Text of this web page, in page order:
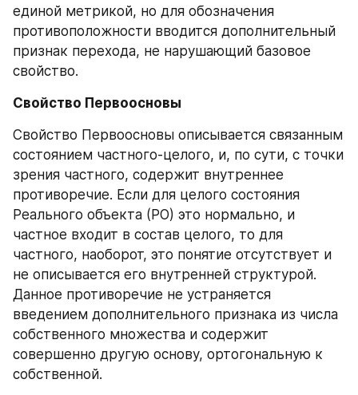
единой метрикой, но для обозначения
противоположности вводится дополнительный
признак перехода, не нарушающий базовое
свойство.
Свойство Первоосновы
Свойство Первоосновы описывается связанным
состоянием частного‑целого, и, по сути, с точки
зрения частного, содержит внутреннее
противоречие. Если для целого состояния
Реального объекта (РО) это нормально, и
частное входит в состав целого, то для
частного, наоборот, это понятие отсутствует и
не описывается его внутренней структурой.
Данное противоречие не устраняется
введением дополнительного признака из числа
собственного множества и содержит
совершенно другую основу, ортогональную к
собственной.